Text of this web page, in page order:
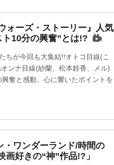
ォーズ・ストーリー』人気
10分の興奮”とは!?
ちが今回も大集結!!オトコ目線(こ
ンナ目線(紗蘭、松本鈴香、メル)
奮と感動、心に響いたポイントを
・ワンダーランド/時間の
好きの“神”作品!?」